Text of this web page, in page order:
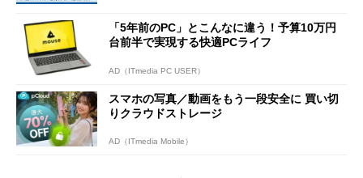
「5年前のPC」とこんなに違う！予算10万円
台前半で実現する快適PCライフ
AD（ITmedia PC USER）
スマホの写真／動画をもう一段安全に 買い切
りクラウドストレージ
AD（ITmedia Mobile）